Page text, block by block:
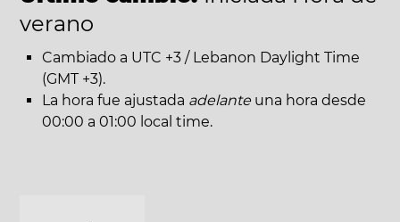
verano
Cambiado a UTC +3 / Lebanon Daylight Time
(GMT +3).
La hora fue ajustada adelante una hora desde
00:00 a 01:00 local time.